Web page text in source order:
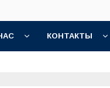
КОНТАКТЫ